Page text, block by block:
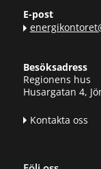
E-post
Besöksadress
Regionens hus
Husargatan 4,
Kontakta oss